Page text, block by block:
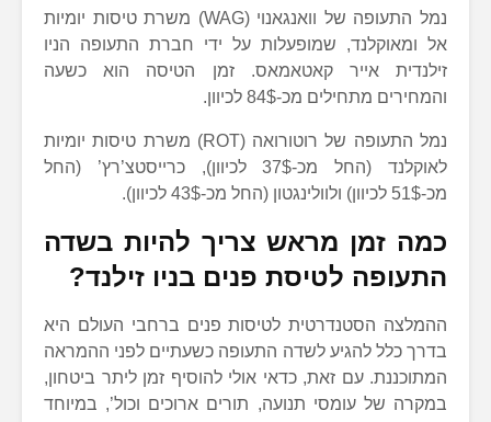
נמל התעופה של וואנגאנוי (WAG) משרת טיסות יומיות
אל ומאוקלנד, שמופעלות על ידי חברת התעופה הניו
זילנדית אייר קאטאמאס. זמן הטיסה הוא כשעה
והמחירים מתחילים מכ-84$ לכיוון.
נמל התעופה של רוטורואה (ROT) משרת טיסות יומיות
לאוקלנד (החל מכ-37$ לכיוון), כרייסטצ’רץ’ (החל
מכ-51$ לכיוון) ולוולינגטון (החל מכ-43$ לכיוון).
כמה זמן מראש צריך להיות בשדה
התעופה לטיסת פנים בניו זילנד?
ההמלצה הסטנדרטית לטיסות פנים ברחבי העולם היא
בדרך כלל להגיע לשדה התעופה כשעתיים לפני ההמראה
המתוכננת. עם זאת, כדאי אולי להוסיף זמן ליתר ביטחון,
במקרה של עומסי תנועה, תורים ארוכים וכול’, במיוחד